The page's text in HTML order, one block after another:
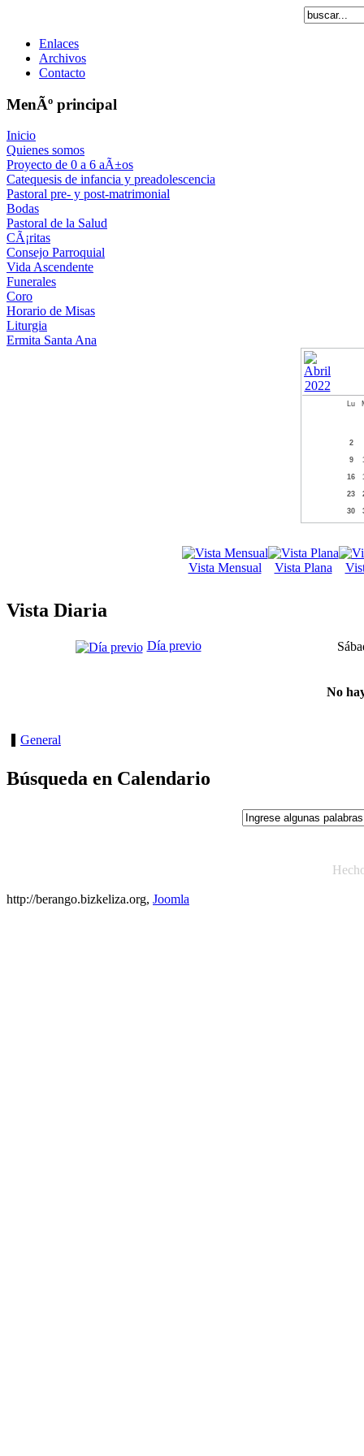
Enlaces
Archivos
Contacto
MenÃº principal
Inicio
Quienes somos
Proyecto de 0 a 6 aÃ±os
Catequesis de infancia y preadolescencia
Pastoral pre- y post-matrimonial
Bodas
Pastoral de la Salud
CÃ¡ritas
Consejo Parroquial
Vida Ascendente
Funerales
Coro
Horario de Misas
Liturgia
Ermita Santa Ana
Lu
2
9
16
23
30
Vista Mensual Vista Plana
Vista Diaria
Día previo
No
General
Búsqueda en Calendario
http://berango.bizkeliza.org, Joomla